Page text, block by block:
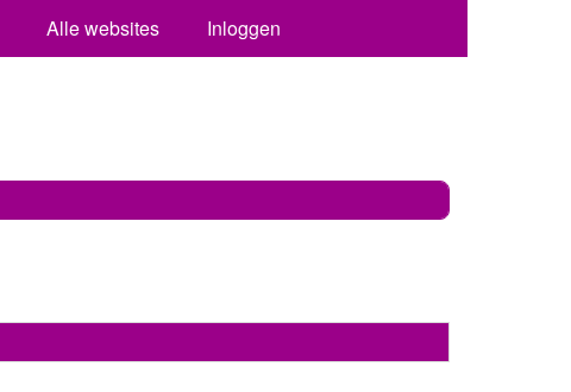
Alle websites Inloggen